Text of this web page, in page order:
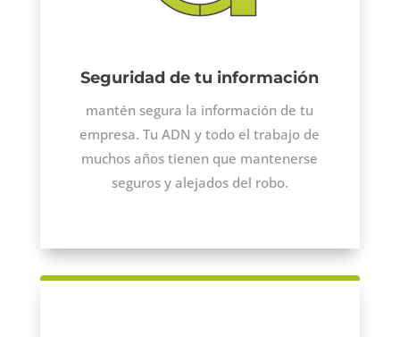
Seguridad de tu información
mantén segura la información de tu
empresa. Tu ADN y todo el trabajo de
muchos años tienen que mantenerse
seguros y alejados del robo.